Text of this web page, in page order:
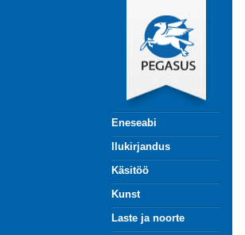
Eneseabi
Ilukirjandus
Käsitöö
Kunst
Laste ja noorte